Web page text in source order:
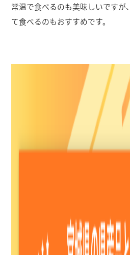
常温で食べるのも美味しいですが
て食べるのもおすすめです。